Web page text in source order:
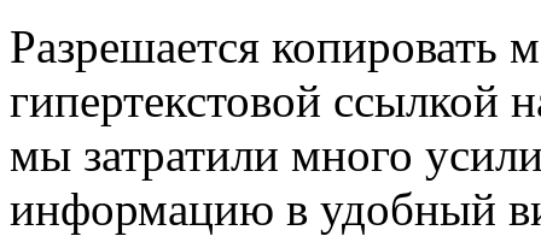
Разрешается копировать
гипертекстовой ссылкой
мы затратили много
информацию в удобный